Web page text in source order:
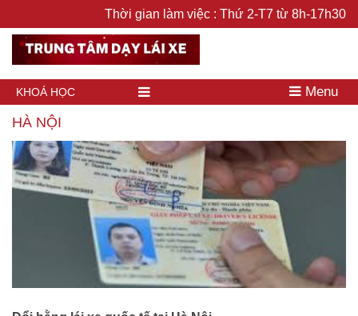
Thời gian làm việc : Thứ 2-T7 từ 8h-17h30
KHOÁ HỌC Menu
HÀ NỘI